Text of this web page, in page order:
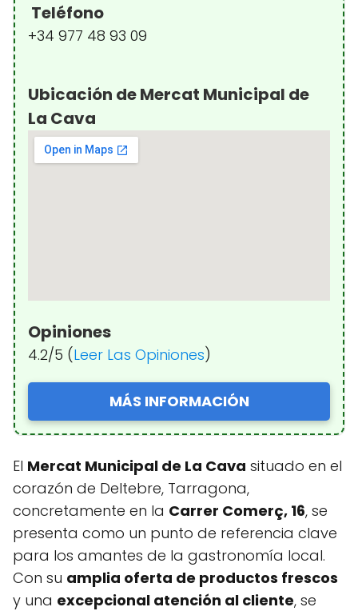
Teléfono
+34 977 48 93 09
Ubicación de Mercat Municipal de
La Cava
Opiniones
4.2/5 (Leer Las Opiniones)
MÁS INFORMACIÓN
El Mercat Municipal de La Cava situado en el
corazón de Deltebre, Tarragona,
concretamente en la Carrer Comerç, 16, se
presenta como un punto de referencia clave
para los amantes de la gastronomía local.
Con su amplia oferta de productos frescos
y una excepcional atención al cliente, se